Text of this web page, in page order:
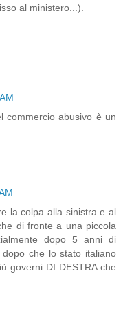
al ministero...).
commercio abusivo è un
la colpa alla sinistra e al
di fronte a una piccola
dopo 5 anni di
che lo stato italiano
governi DI DESTRA che